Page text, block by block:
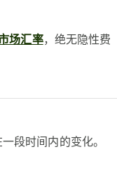
场汇率，绝无隐性费
段时间内的变化。